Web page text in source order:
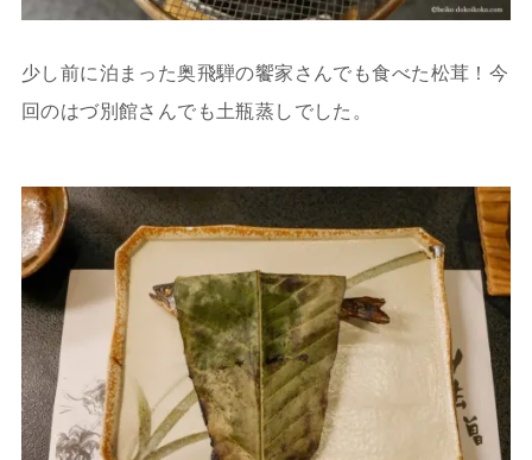
少し前に泊まった奥飛騨の饗家さんでも食べた松茸！今
回のはづ別館さんでも土瓶蒸しでした。